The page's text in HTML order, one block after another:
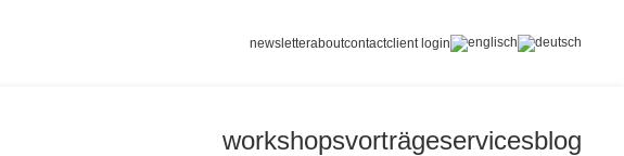
newsletteraboutcontactclient login
workshopsvorträgeservicesblog